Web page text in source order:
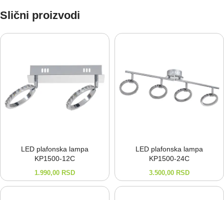
Slični proizvodi
LED plafonska lampa
KP1500-⁠12C
1.990,00 RSD
LED plafonska lampa
KP1500-⁠24C
3.500,00 RSD